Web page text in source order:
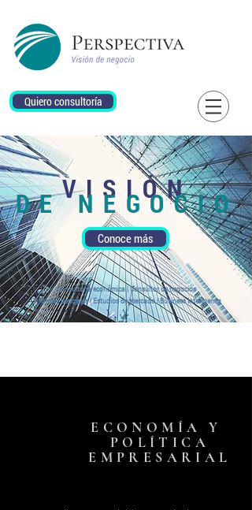
Quiero consultoría
VISIÓN
DE NEGOCIO
Conoce más
Consultoría económica | Consultor de negocios
Informes periciales | Estudios de mercado | Business Intelligence
ECONOMÍA Y
POLÍTICA
EMPRESARIAL